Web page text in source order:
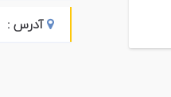
آدرس :